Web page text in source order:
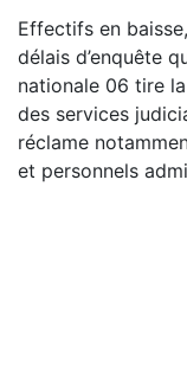
Effectifs en
délais d’enquête
nationale 06 tire
des services
réclame
et personnels